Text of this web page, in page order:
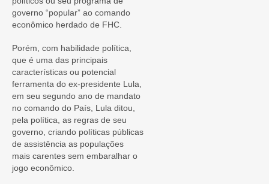
governo “popular” ao comando
econômico herdado de FHC.
Porém, com habilidade política,
que é uma das principais
características ou potencial
ferramenta do ex-presidente Lula,
em seu segundo ano de mandato
no comando do País, Lula ditou,
pela política, as regras de seu
governo, criando políticas públicas
de assistência as populações
mais carentes sem embaralhar o
jogo econômico.